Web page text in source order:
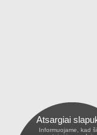
Atsargiai
Informuojame, kad